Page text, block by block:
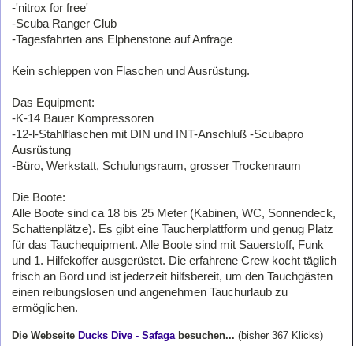
-'nitrox for free'
-Scuba Ranger Club
-Tagesfahrten ans Elphenstone auf Anfrage
Kein schleppen von Flaschen und Ausrüstung.
Das Equipment:
-K-14 Bauer Kompressoren
-12-l-Stahlflaschen mit DIN und INT-Anschluß -Scubapro
Ausrüstung
-Büro, Werkstatt, Schulungsraum, grosser Trockenraum
Die Boote:
Alle Boote sind ca 18 bis 25 Meter (Kabinen, WC, Sonnendeck,
Schattenplätze). Es gibt eine Taucherplattform und genug Platz
für das Tauchequipment. Alle Boote sind mit Sauerstoff, Funk
und 1. Hilfekoffer ausgerüstet. Die erfahrene Crew kocht täglich
frisch an Bord und ist jederzeit hilfsbereit, um den Tauchgästen
einen reibungslosen und angenehmen Tauchurlaub zu
ermöglichen.
Die Webseite Ducks Dive - Safaga besuchen... (bisher 367 Klicks)